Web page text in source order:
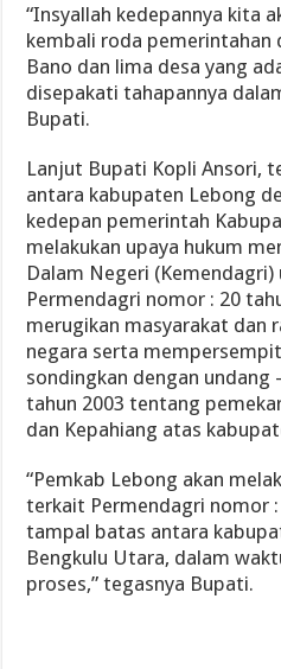
“Insyallah kedepannya kita
kembali roda pemerintahan
Bano dan lima desa yang
disepakati tahapannya
Bupati.
Lanjut Bupati Kopli Ansori,
antara kabupaten Lebong
kedepan pemerintah
melakukan upaya hukum
Dalam Negeri
Permendagri nomor : 20
merugikan masyarakat dan
negara serta
sondingkan dengan undang
tahun 2003 tentang
dan Kepahiang atas
“Pemkab Lebong akan
terkait Permendagri nomor
tampal batas antara
Bengkulu Utara, dalam
proses,” tegasnya Bupati.